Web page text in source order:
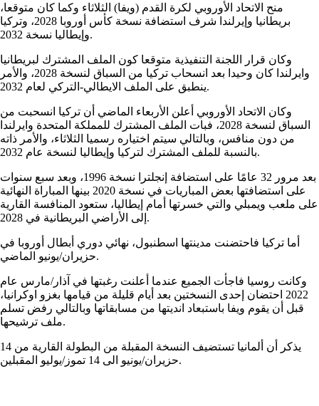
منح الاتحاد الأوروبي لكرة القدم (ويفا) الثلاثاء وكما كان متوقعا،
بريطانيا وإيرلندا شرف استضافة نسخة كأس أوروبا 2028، وتركيا
وإيطاليا نسخة 2032.
وكان قرار اللجنة التنفيذية متوقعا كون الملف المشترك لبريطانيا
وايرلندا كان وحيدا بعد انسحاب تركيا من السباق لنسخة 2028، والأمر
ينطبق على الملف الايطالي-التركي لعام 2032.
وكان الاتحاد الأوروبي أعلن الأربعاء الماضي أن تركيا انسحبت من
السباق لنسخة 2028، فبات الملف المشترك للمملكة المتحدة وايرلندا
من دون منافس، وبالتالي سيتم اختياره رسميا الثلاثاء، والأمر ذاته
بالنسبة للملف المشترك لتركيا وإيطاليا لنسخة عام 2032.
بعد مرور 32 عامًا على استضافة إنجلترا نسخة 1996، وبعد سبع سنوات
على استضافتها بعض المباريات في نسخة 2020 بينها المباراة النهائية
على ملعب ويمبلي والتي خسرتها أمام إيطاليا، ستعود المنافسة القارية
إلى الأراضي البريطانية في 2028.
أما تركيا فاحتضنت مدينتها اسطنبول، نهائي دوري أبطال أوروبا في
حزيران/يونيو الماضي.
وكانت روسيا فاجأت الجميع عندما أعلنت رغبتها في آذار/مارس عام
2022 احتضان إحدى النسختين بعد أيام قليلة من قيامها بغزو اوكرانيا،
قبل أن يقوم ويفا باستبعاد انديتها من مسابقاتها وبالتالي رفض تسلم
ملف ترشيحها.
يذكر أن ألمانيا تستضيف النسخة المقبلة من البطولة القارية من 14
حزيران/يونيو الى 14 تموز/يوليو المقبلين.